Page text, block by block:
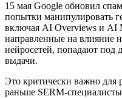
15 мая Google обновил
попытки манипулировать
включая AI Overviews и AI
направленные на влияние
нейросетей, попадают под
выдачи.
Это критически важно для
раньше SERM-